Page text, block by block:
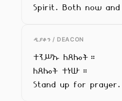
Spirit. Both now
ዲያቆን / DEACON
ተንሥኡ ለጸሎት።
ለጸሎት ተነሡ።
Stand up for prayer.